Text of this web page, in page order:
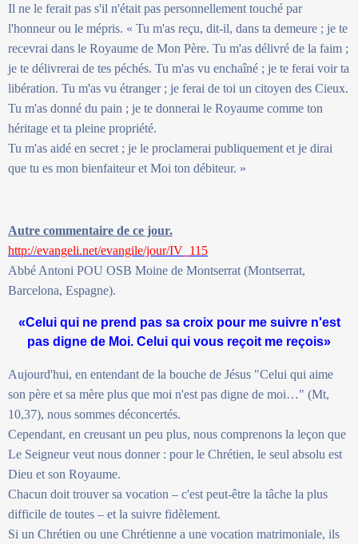
Il ne le ferait pas s'il n'était pas personnellement touché par
l'honneur ou le mépris. « Tu m'as reçu, dit-il, dans ta demeure ; je te
recevrai dans le Royaume de Mon Père. Tu m'as délivré de la faim ;
je te délivrerai de tes péchés. Tu m'as vu enchaîné ; je te ferai voir ta
libération. Tu m'as vu étranger ; je ferai de toi un citoyen des Cieux.
Tu m'as donné du pain ; je te donnerai le Royaume comme ton
héritage et ta pleine propriété.
Tu m'as aidé en secret ; je le proclamerai publiquement et je dirai
que tu es mon bienfaiteur et Moi ton débiteur. »
Autre commentaire de ce jour.
http://evangeli.net/evangile/jour/IV_115
Abbé Antoni POU OSB Moine de Montserrat (Montserrat,
Barcelona, Espagne).
«Celui qui ne prend pas sa croix pour me suivre n'est
pas digne de Moi. Celui qui vous reçoit me reçois»
Aujourd'hui, en entendant de la bouche de Jésus "Celui qui aime
son père et sa mère plus que moi n'est pas digne de moi…" (Mt,
10,37), nous sommes déconcertés.
Cependant, en creusant un peu plus, nous comprenons la leçon que
Le Seigneur veut nous donner : pour le Chrétien, le seul absolu est
Dieu et son Royaume.
Chacun doit trouver sa vocation – c'est peut-être la tâche la plus
difficile de toutes – et la suivre fidèlement.
Si un Chrétien ou une Chrétienne a une vocation matrimoniale, ils